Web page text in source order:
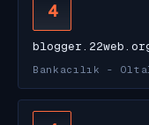
4
Bankacılık -